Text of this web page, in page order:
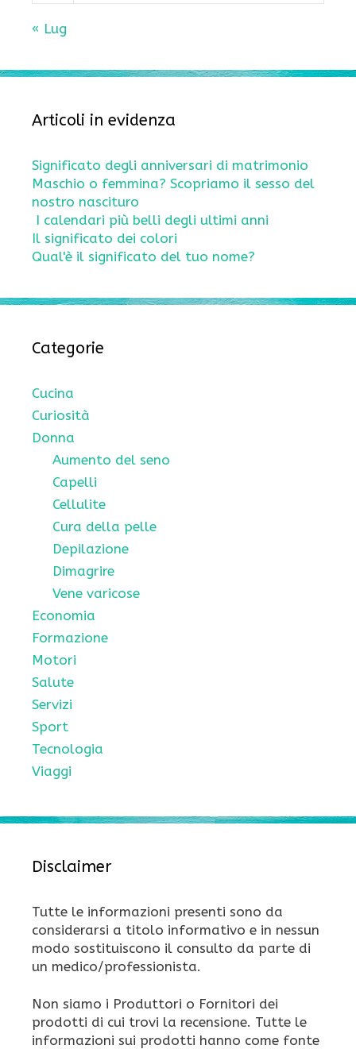
« Lug
Articoli in evidenza
Significato degli anniversari di matrimonio
Maschio o femmina? Scopriamo il sesso del
nostro nascituro
I calendari più belli degli ultimi anni
Il significato dei colori
Qual'è il significato del tuo nome?
Categorie
Cucina
Curiosità
Donna
Aumento del seno
Capelli
Cellulite
Cura della pelle
Depilazione
Dimagrire
Vene varicose
Economia
Formazione
Motori
Salute
Servizi
Sport
Tecnologia
Viaggi
Disclaimer
Tutte le informazioni presenti sono da
considerarsi a titolo informativo e in nessun
modo sostituiscono il consulto da parte di
un medico/professionista.
Non siamo i Produttori o Fornitori dei
prodotti di cui trovi la recensione. Tutte le
informazioni sui prodotti hanno come fonte